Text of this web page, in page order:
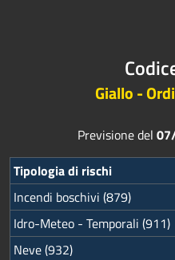
Giallo -
Previsione del
Tipologia di rischi
Incendi boschivi (879)
Idro-Meteo - Temporali (911)
Neve (932)